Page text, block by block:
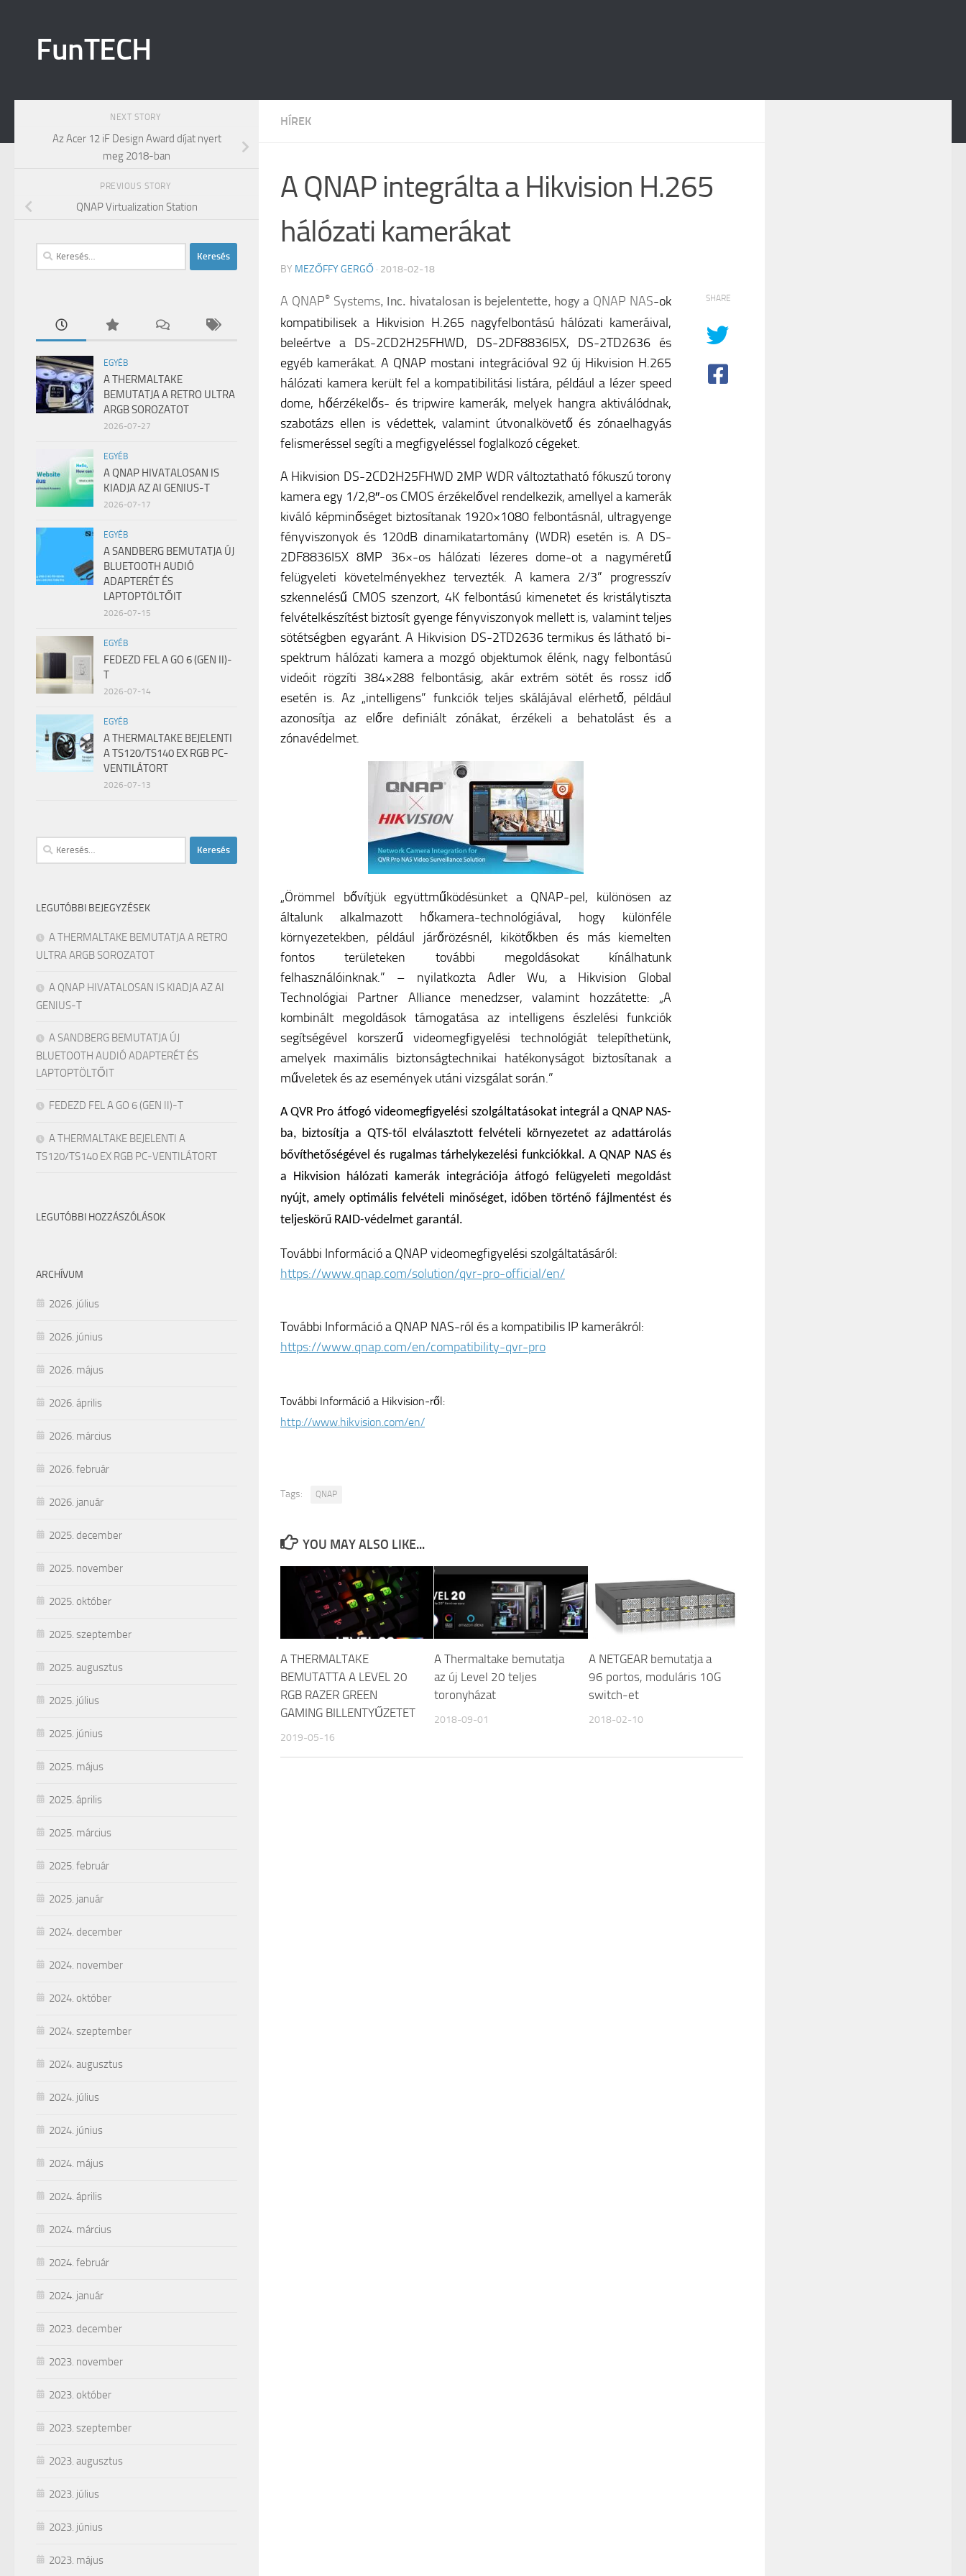
FunTECH
HÍREK
A QNAP integrálta a Hikvision H.265
hálózati kamerákat
BY MEZŐFFY GERGŐ · 2018-02-18
A QNAP® Systems, Inc. hivatalosan is bejelentette, hogy a QNAP NAS-ok
kompatibilisek a Hikvision H.265 nagyfelbontású hálózati kameráival,
beleértve a DS-2CD2H25FHWD, DS-2DF8836I5X, DS-2TD2636 és
egyéb kamerákat. A QNAP mostani integrációval 92 új Hikvision H.265
hálózati kamera került fel a kompatibilitási listára, például a lézer speed
dome, hőérzékelős- és tripwire kamerák, melyek hangra aktiválódnak,
szabotázs ellen is védettek, valamint útvonalkövető és zónaelhagyás
felismeréssel segíti a megfigyeléssel foglalkozó cégeket.
A Hikvision DS-2CD2H25FHWD 2MP WDR változtatható fókuszú torony
kamera egy 1/2,8″-os CMOS érzékelővel rendelkezik, amellyel a kamerák
kiváló képminőséget biztosítanak 1920×1080 felbontásnál, ultragyenge
fényviszonyok és 120dB dinamikatartomány (WDR) esetén is. A DS-
2DF8836I5X 8MP 36×-os hálózati lézeres dome-ot a nagyméretű
felügyeleti követelményekhez tervezték. A kamera 2/3” progresszív
szkennelésű CMOS szenzort, 4K felbontású kimenetet és kristálytiszta
felvételkészítést biztosít gyenge fényviszonyok mellett is, valamint teljes
sötétségben egyaránt. A Hikvision DS-2TD2636 termikus és látható bi-
spektrum hálózati kamera a mozgó objektumok élénk, nagy felbontású
videóit rögzíti 384×288 felbontásig, akár extrém sötét és rossz idő
esetén is. Az „intelligens” funkciók teljes skálájával elérhető, például
azonosítja az előre definiált zónákat, érzékeli a behatolást és a
zónavédelmet.
„Örömmel bővítjük együttműködésünket a QNAP-pel, különösen az
általunk alkalmazott hőkamera-technológiával, hogy különféle
környezetekben, például járőrözésnél, kikötőkben és más kiemelten
fontos területeken további megoldásokat kínálhatunk
felhasználóinknak.” – nyilatkozta Adler Wu, a Hikvision Global
Technológiai Partner Alliance menedzser, valamint hozzátette: „A
kombinált megoldások támogatása az intelligens észlelési funkciók
segítségével korszerű videomegfigyelési technológiát telepíthetünk,
amelyek maximális biztonságtechnikai hatékonyságot biztosítanak a
műveletek és az események utáni vizsgálat során.”
A QVR Pro átfogó videomegfigyelési szolgáltatásokat integrál a QNAP NAS-
ba, biztosítja a QTS-től elválasztott felvételi környezetet az adattárolás
bővíthetőségével és rugalmas tárhelykezelési funkciókkal. A QNAP NAS és
a Hikvision hálózati kamerák integrációja átfogó felügyeleti megoldást
nyújt, amely optimális felvételi minőséget, időben történő fájlmentést és
teljeskörű RAID-védelmet garantál.
További Információ a QNAP videomegfigyelési szolgáltatásáról:
https://www.qnap.com/solution/qvr-pro-official/en/
További Információ a QNAP NAS-ról és a kompatibilis IP kamerákról:
https://www.qnap.com/en/compatibility-qvr-pro
További Információ a Hikvision-ről:
http://www.hikvision.com/en/
SHARE
Tags: QNAP
YOU MAY ALSO LIKE...
A THERMALTAKE
BEMUTATTA A LEVEL 20
RGB RAZER GREEN
GAMING BILLENTYŰZETET
2019-05-16
A Thermaltake bemutatja
az új Level 20 teljes
toronyházat
2018-09-01
A NETGEAR bemutatja a
96 portos, moduláris 10G
switch-et
2018-02-10
NEXT STORY
Az Acer 12 iF Design Award díjat nyert
meg 2018-ban
PREVIOUS STORY
QNAP Virtualization Station
Keresés:
EGYÉB
A THERMALTAKE
BEMUTATJA A RETRO ULTRA
ARGB SOROZATOT
2026-07-27
EGYÉB
A QNAP HIVATALOSAN IS
KIADJA AZ AI GENIUS-T
2026-07-17
EGYÉB
A SANDBERG BEMUTATJA ÚJ
BLUETOOTH AUDIÓ
ADAPTERÉT ÉS
LAPTOPTÖLTŐIT
2026-07-15
EGYÉB
FEDEZD FEL A GO 6 (GEN II)-
T
2026-07-14
EGYÉB
A THERMALTAKE BEJELENTI
A TS120/TS140 EX RGB PC-
VENTILÁTORT
2026-07-13
Keresés:
LEGUTÓBBI BEJEGYZÉSEK
A THERMALTAKE BEMUTATJA A RETRO
ULTRA ARGB SOROZATOT
A QNAP HIVATALOSAN IS KIADJA AZ AI
GENIUS-T
A SANDBERG BEMUTATJA ÚJ
BLUETOOTH AUDIÓ ADAPTERÉT ÉS
LAPTOPTÖLTŐIT
FEDEZD FEL A GO 6 (GEN II)-T
A THERMALTAKE BEJELENTI A
TS120/TS140 EX RGB PC-VENTILÁTORT
LEGUTÓBBI HOZZÁSZÓLÁSOK
ARCHÍVUM
2026. július
2026. június
2026. május
2026. április
2026. március
2026. február
2026. január
2025. december
2025. november
2025. október
2025. szeptember
2025. augusztus
2025. július
2025. június
2025. május
2025. április
2025. március
2025. február
2025. január
2024. december
2024. november
2024. október
2024. szeptember
2024. augusztus
2024. július
2024. június
2024. május
2024. április
2024. március
2024. február
2024. január
2023. december
2023. november
2023. október
2023. szeptember
2023. augusztus
2023. július
2023. június
2023. május